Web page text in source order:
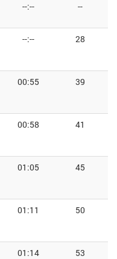
--:-- --
--:-- 28
00:55 39
00:58 41
01:05 45
01:11 50
01:14 53